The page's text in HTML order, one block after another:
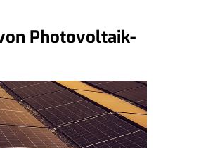
Photovoltaik-